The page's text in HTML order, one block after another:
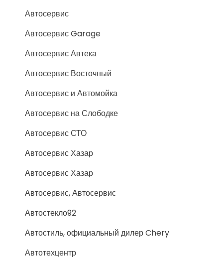
Автосервис
Автосервис Garage
Автосервис Автека
Автосервис Восточный
Автосервис и Автомойка
Автосервис на Слободке
Автосервис СТО
Автосервис Хазар
Автосервис Хазар
Автосервис, Автосервис
Автостекло92
Автостиль, официальный дилер Chery
Автотехцентр